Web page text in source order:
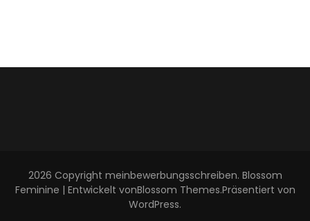
2026 Copyright meinbewerbungsschreiben. Blossom
Feminine | Entwickelt vonBlossom Themes.Präsentiert von
WordPress.